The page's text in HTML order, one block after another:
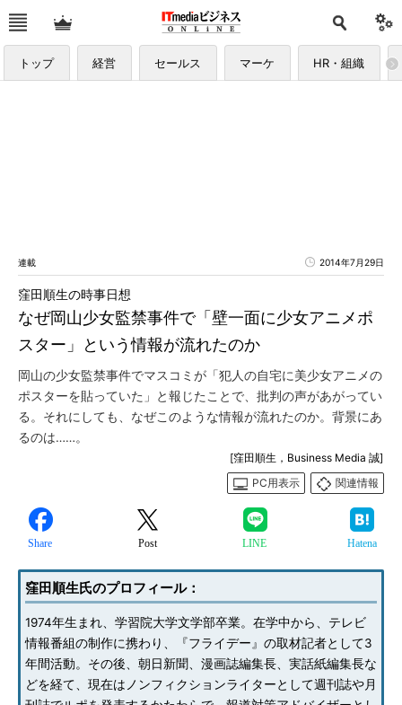
トップ 経営 セールス マーケ HR・組織
連載 2014年7月29日
なぜ岡山少女監禁事件で「壁一面に少女アニメポ
スター」という情報が流れたのか
窪田順生の時事日想
岡山の少女監禁事件でマスコミが「犯人の自宅に美少女アニメの
ポスターを貼っていた」と報じたことで、批判の声があがってい
る。それにしても、なぜこのような情報が流れたのか。背景にあ
るのは……。
[窪田順生，Business Media 誠]
PC用表示
関連情報
Share Post LINE Hatena
窪田順生氏のプロフィール：
1974年生まれ、学習院大学文学部卒業。在学中から、テレビ
情報番組の制作に携わり、『フライデー』の取材記者として3
年間活動。その後、朝日新聞、漫画誌編集長、実話紙編集長な
どを経て、現在はノンフィクションライターとして週刊誌や月